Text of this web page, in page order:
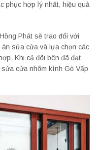
phục hợp lý nhất, hiệu quả
Phát sẽ trao đổi với
sửa cửa và lựa chọn các
Khi cả đôi bên đã đạt
cửa nhôm kính Gò Vấp